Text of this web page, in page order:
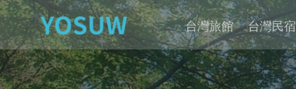
台灣旅館 台灣民宿